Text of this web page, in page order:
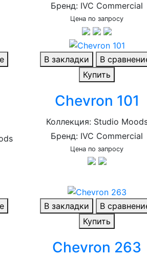
Бренд: IVC Commercial
Цена по запросу
В закладки
В
Купить
Chevron 101
Коллекция: Studio
Бренд: IVC Commercial
Цена по запросу
В закладки
В
Купить
Chevron 263